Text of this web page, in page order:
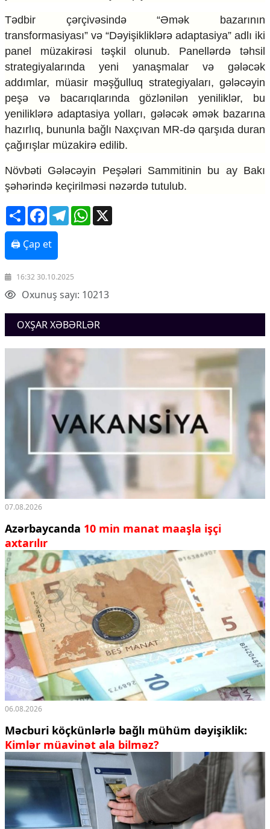
Tədbir çərçivəsində “Əmək bazarının
transformasiyası” və “Dəyişikliklərə adaptasiya” adlı iki
panel müzakirəsi təşkil olunub. Panellərdə təhsil
strategiyalarında yeni yanaşmalar və gələcək
addımlar, müasir məşğulluq strategiyaları, gələcəyin
peşə və bacarıqlarında gözlənilən yeniliklər, bu
yeniliklərə adaptasiya yolları, gələcək əmək bazarına
hazırlıq, bununla bağlı Naxçıvan MR-də qarşıda duran
çağırışlar müzakirə edilib.
Növbəti Gələcəyin Peşələri Sammitinin bu ay Bakı
şəhərində keçirilməsi nəzərdə tutulub.
ShareFacebookTelegramWhatsApp
🖨 Çap et
16:32 30.10.2025
Oxunuş sayı: 10213
OXŞAR XƏBƏRLƏR
07.08.2026
Azərbaycanda 10 min manat maaşla işçi
axtarılır
06.08.2026
Məcburi köçkünlərlə bağlı mühüm dəyişiklik:
Kimlər müavinət ala bilməz?